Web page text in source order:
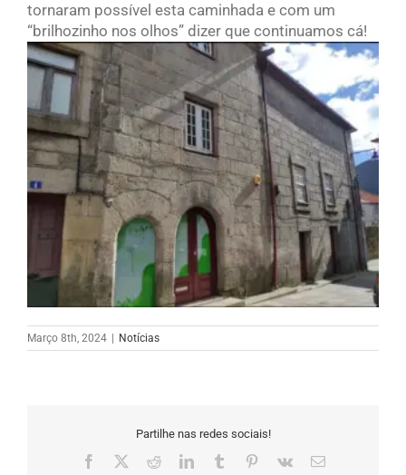
tornaram possível esta caminhada e com um
“brilhozinho nos olhos” dizer que continuamos cá!
Março 8th, 2024 | Notícias
Partilhe nas redes sociais!
Facebook RedditLinkedInTumblr Pinterest
Vk
Email